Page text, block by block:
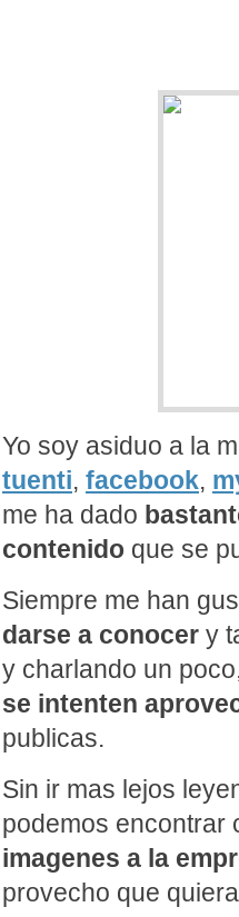
Yo soy asiduo a la
tuenti, facebook,
me ha dado
contenido que se
Siempre me han
darse a conocer y
y charlando un
se intenten
publicas.
Sin ir mas lejos
podemos
imagenes a la
provecho que